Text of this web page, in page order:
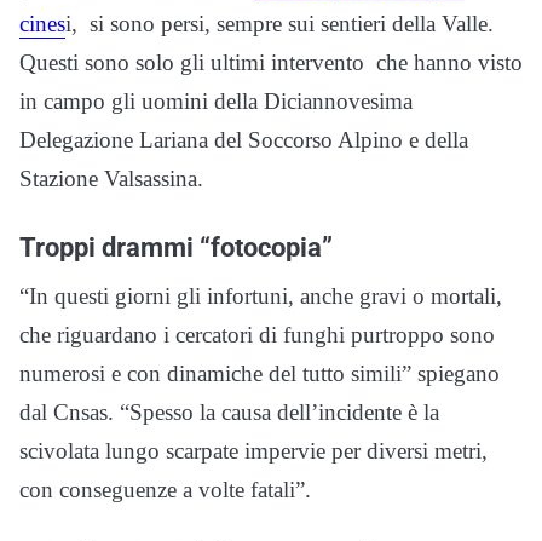
cinesi, si sono persi, sempre sui sentieri della Valle.
Questi sono solo gli ultimi intervento che hanno visto
in campo gli uomini della Diciannovesima
Delegazione Lariana del Soccorso Alpino e della
Stazione Valsassina.
Troppi drammi “fotocopia”
“In questi giorni gli infortuni, anche gravi o mortali,
che riguardano i cercatori di funghi purtroppo sono
numerosi e con dinamiche del tutto simili” spiegano
dal Cnsas. “Spesso la causa dell’incidente è la
scivolata lungo scarpate impervie per diversi metri,
con conseguenze a volte fatali”.